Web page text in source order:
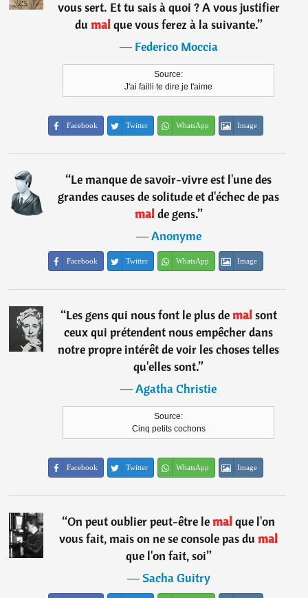
vous sert. Et tu sais à quoi ? A vous justifier
du malque vous ferez à la suivante.”
―Federico Moccia
Source:
J'ai failli te dire je t'aime
Facebook Twitter WhatsApp Image
“Le manque de savoir-vivre est l'une des
grandes causes de solitude et d'échec de pas
malde gens.”
―Anonyme
Facebook Twitter WhatsApp Image
“Les gens qui nous font le plus demalsont
ceux qui prétendent nous empêcher dans
notre propre intérêt de voir les choses telles
qu'elles sont.”
―Agatha Christie
Source:
Cinq petits cochons
Facebook Twitter WhatsApp Image
“On peut oublier peut-être lemalque l'on
vous fait, mais on ne se console pas dumal
que l'on fait, soi”
―Sacha Guitry